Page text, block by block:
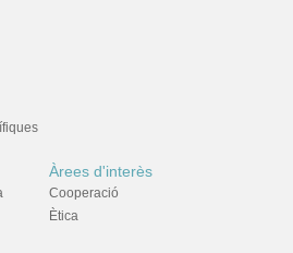
Àrees d'interès
Cooperació
Ètica